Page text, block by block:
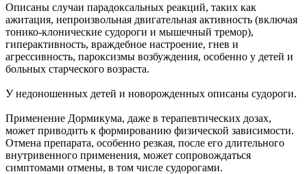
Описаны случаи парадоксальных реакций, таких как
ажитация, непроизвольная двигательная активность (включая
тонико-клонические судороги и мышечный тремор),
гиперактивность, враждебное настроение, гнев и
агрессивность, пароксизмы возбуждения, особенно у детей и
больных старческого возраста.
У недоношенных детей и новорожденных описаны судороги.
Применение Дормикума, даже в терапевтических дозах,
может приводить к формированию физической зависимости.
Отмена препарата, особенно резкая, после его длительного
внутривенного применения, может сопровождаться
симптомами отмены, в том числе судорогами.